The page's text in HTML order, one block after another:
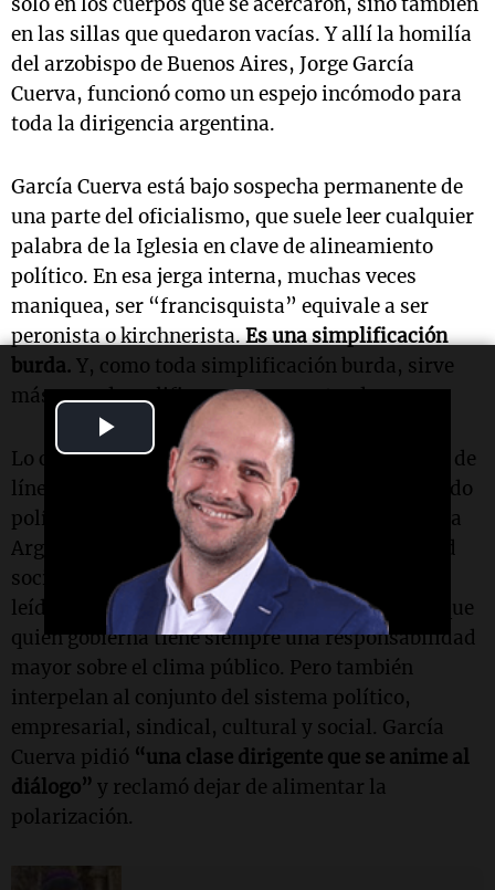
Play
Video
en las sillas que quedaron vacías. Y allí la homilía
del arzobispo de Buenos Aires, Jorge García
Cuerva, funcionó como un espejo incómodo para
toda la dirigencia argentina.
García Cuerva está bajo sospecha permanente de
una parte del oficialismo, que suele leer cualquier
palabra de la Iglesia en clave de alineamiento
político. En esa jerga interna, muchas veces
maniquea, ser “francisquista” equivale a ser
peronista o kirchnerista.Es una simplificación
burda. Y, como toda simplificación burda, sirve
más para descalificar que para entender.
Lo cierto es que el arzobispo no hizo una bajada de
línea kirchnerista. Hizo, en todo caso, un llamado
político y moral sobre ausencias profundas de la
Argentina: el bien común, el diálogo, la amistad
social y la esperanza. Esas palabras pueden ser
leídas como una crítica al Gobierno, claro, porque
quien gobierna tiene siempre una responsabilidad
mayor sobre el clima público. Pero también
interpelan al conjunto del sistema político,
empresarial, sindical, cultural y social. García
Cuerva pidió “una clase dirigente que se anime al
diálogo” y reclamó dejar de alimentar la
polarización.